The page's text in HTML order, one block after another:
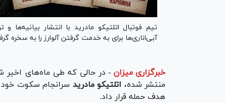
تیم فوتبال اتلتیکو مادرید با انتشار
آبی‌اناری‌ها برای به خدمت گرفتن آلوارز را به سخره
خبرگزاری میزان - در حالی که طی ماه‌های اخیر
منتشر شده، اتلتیکو مادرید سرانجام سکوت خود
هدف حمله قرار داد.